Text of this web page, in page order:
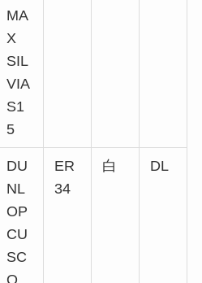
MA
X
SIL
VIA
S1
5
DU
NL
OP
CU
SC
ER
34
白 DL